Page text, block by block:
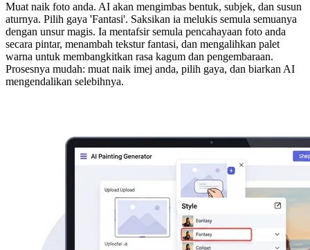
Muat naik foto anda. AI akan mengimbas bentuk, subjek, dan susun
aturnya. Pilih gaya 'Fantasi'. Saksikan ia melukis semula semuanya
dengan unsur magis. Ia mentafsir semula pencahayaan foto anda
secara pintar, menambah tekstur fantasi, dan mengalihkan palet
warna untuk membangkitkan rasa kagum dan pengembaraan.
Prosesnya mudah: muat naik imej anda, pilih gaya, dan biarkan AI
mengendalikan selebihnya.